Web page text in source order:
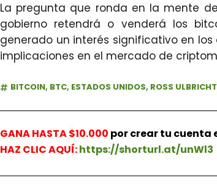
La pregunta que ronda en la mente
gobierno retendrá o venderá los
generado un interés significativo en
implicaciones en el mercado de
BITCOIN, BTC, ESTADOS UNIDOS, ROSS ULBRICHT
GANA HASTA $10.000 por crear tu cuenta
HAZ CLIC AQUÍ:https://shorturl.at/unWl3